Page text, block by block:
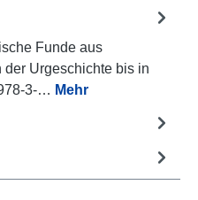
Funde aus
Urgeschichte bis in
3-… Mehr